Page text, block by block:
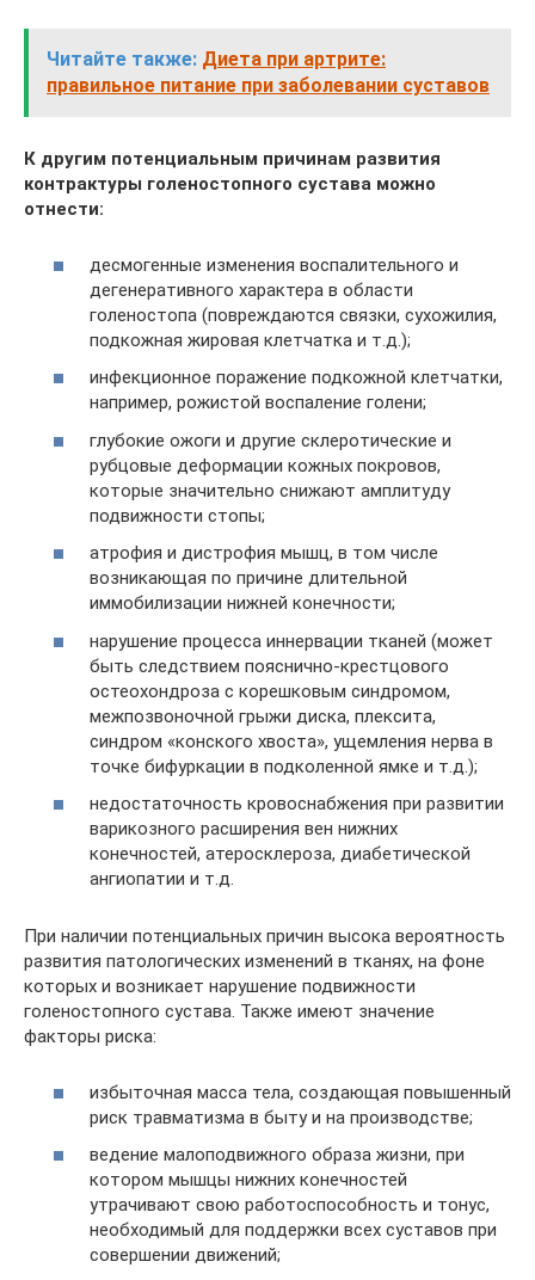
Читайте также: Диета при артрите:
правильное питание при заболевании суставов
К другим потенциальным причинам развития
контрактуры голеностопного сустава можно
отнести:
десмогенные изменения воспалительного и
дегенеративного характера в области
голеностопа (повреждаются связки, сухожилия,
подкожная жировая клетчатка и т.д.);
инфекционное поражение подкожной клетчатки,
например, рожистой воспаление голени;
глубокие ожоги и другие склеротические и
рубцовые деформации кожных покровов,
которые значительно снижают амплитуду
подвижности стопы;
атрофия и дистрофия мышц, в том числе
возникающая по причине длительной
иммобилизации нижней конечности;
нарушение процесса иннервации тканей (может
быть следствием пояснично-крестцового
остеохондроза с корешковым синдромом,
межпозвоночной грыжи диска, плексита,
синдром «конского хвоста», ущемления нерва в
точке бифуркации в подколенной ямке и т.д.);
недостаточность кровоснабжения при развитии
варикозного расширения вен нижних
конечностей, атеросклероза, диабетической
ангиопатии и т.д.
При наличии потенциальных причин высока вероятность
развития патологических изменений в тканях, на фоне
которых и возникает нарушение подвижности
голеностопного сустава. Также имеют значение
факторы риска:
избыточная масса тела, создающая повышенный
риск травматизма в быту и на производстве;
ведение малоподвижного образа жизни, при
котором мышцы нижних конечностей
утрачивают свою работоспособность и тонус,
необходимый для поддержки всех суставов при
совершении движений;